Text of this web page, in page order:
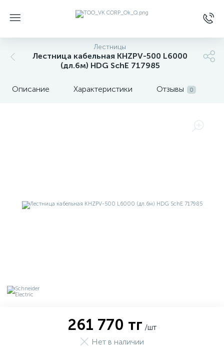
Лестницы
Лестница кабельная KHZPV-500 L6000
(дл.6м) HDG SchE 717985
Описание Характеристики Отзывы 0
261 770 тг /шт
Нет в наличии